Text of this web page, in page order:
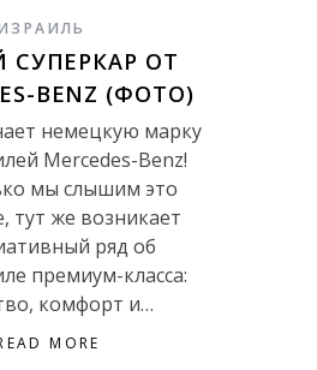
СУПЕРКАР ОТ
BENZ (ФОТО)
немецкую марку
Mercedes-Benz!
мы слышим это
тут же возникает
ряд об
премиум-класса:
комфорт и…
MORE